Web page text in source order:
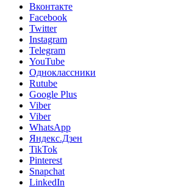
Вконтакте
Facebook
Twitter
Instagram
Telegram
YouTube
Одноклассники
Rutube
Google Plus
Viber
Viber
WhatsApp
Яндекс.Дзен
TikTok
Pinterest
Snapchat
LinkedIn